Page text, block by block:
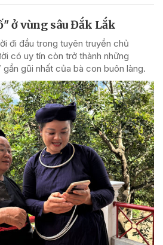
ở vùng sâu Đắk Lắk
đi đầu trong tuyên truyền chủ
có uy tín còn trở thành những
gũi nhất của bà con buôn làng.